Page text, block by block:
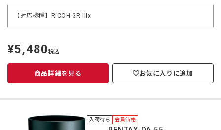
【対応機種】RICOH GR IIIx
定
価
¥5,480税込
商品詳細を見る お気に入りに追加
入荷待ち 会員価格